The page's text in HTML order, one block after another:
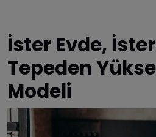
İster Evde, İster
Tepeden
Modeli